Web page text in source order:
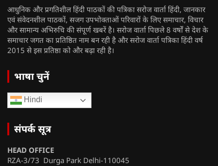
आधुनिक और प्रगतिशील हिंदी पाठकों की पत्रिका सरोज वार्ता हिंदी, जानकार
एवं संवेदनशील पाठकों, सजग उपभोक्ताओं परिवारों के लिए समाचार, विचार
और सामान्य अभिरुचि की संपूर्ण खबरें है। सरोज वार्ता पिछले 8 वर्षों से देश के
समाचार जगत का प्रतिष्ठित नाम बन रही है और सरोज वार्ता पत्रिका हिंदी वर्ष
2015 से इस प्रतिष्ठा को और बढ़ा रही है।
भाषा चुनें
Hindi
संपर्क सूत्र
HEAD OFFICE
RZA-3/73 Durga Park Delhi-110045